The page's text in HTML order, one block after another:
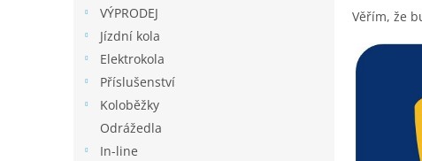
VÝPRODEJ
Jízdní kola
Elektrokola
Příslušenství
Koloběžky
Odrážedla
In-line
Věřím, že